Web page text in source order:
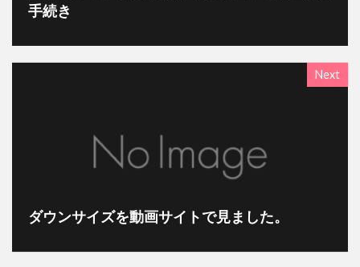
手続き
Next
ダウンサイズを動画サイトで見ました。